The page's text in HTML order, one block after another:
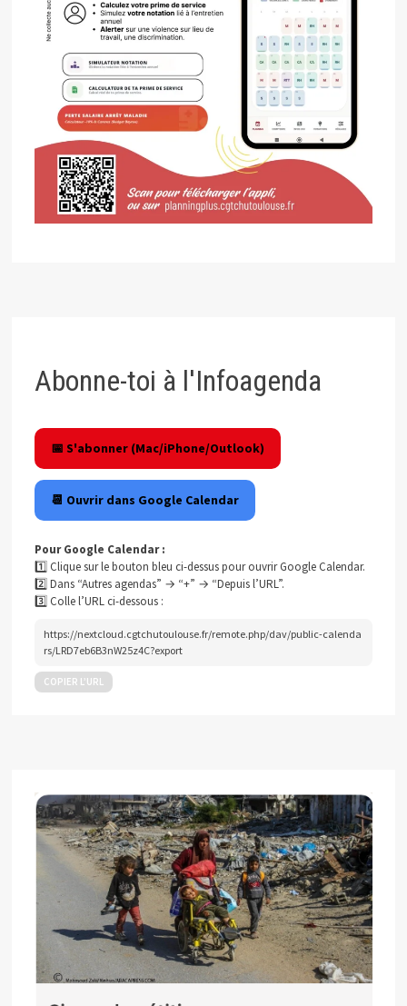
Abonne-toi à l'Infoagenda
📅 S'abonner (Mac/iPhone/Outlook)
📆 Ouvrir dans Google Calendar
Pour Google Calendar :
1️⃣ Clique sur le bouton bleu ci-dessus pour ouvrir Google Calendar.
2️⃣ Dans “Autres agendas” → “+” → “Depuis l’URL”.
3️⃣ Colle l’URL ci-dessous :
https://nextcloud.cgtchutoulouse.fr/remote.php/dav/public-calenda
rs/LRD7eb6B3nW25z4C?export
COPIER L’URL